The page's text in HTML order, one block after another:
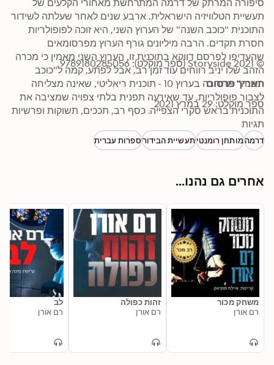
תעשיית הטלוויזיה הישראלית. ארבע שנים לאחר שעלתה לשידור
התוכנית "כוכב השנה" של הערוץ השני, היא זוכה לפופולריות
הזהב שלו יניב רווחים עוד זמן רב, אבל לפתע, קמה ל"כוכב
לצבור פופולריות, עד שאירעה תפנית בלתי צפויה שמציבה את
התוכנית בראש סקרי הצפייה. כסף רב, תככים, תשוקות ופרשיות
ספרו ה-36 של רם אורן, שכל ספריו היו לרבי-מכר.
© 2021 Storyside (ספר מוקלט): 9789180285056
תאריך פרסום
ספר מוקלט: 29 במרץ 2021
תגיות
דרמהמותחן רומנטיתעשיית הבידורספרות עברית
אחרים גם נהנו...
משחק מכור
רם אורן
זהות כפולה
רם אורן
לב
רם אורן